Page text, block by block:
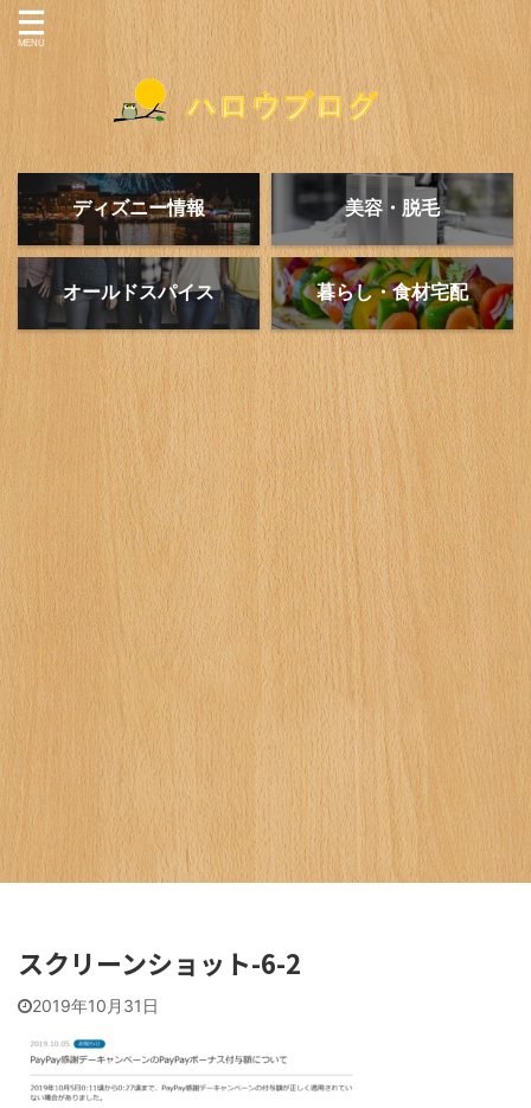
ディズニー情報 美容・脱毛
オールドスパイス 暮らし・食材宅配
スクリーンショット-6-2
2019年10月31日